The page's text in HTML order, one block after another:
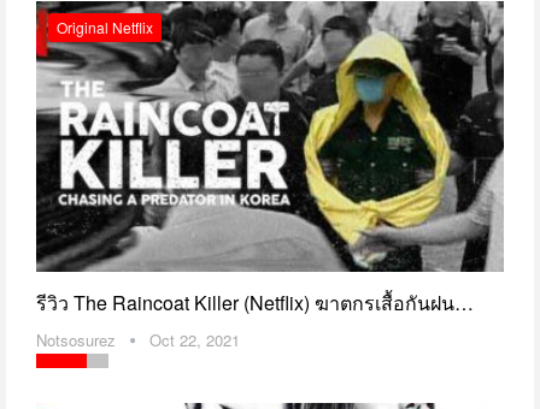
Original Netflix
รีวิว The Raincoat Killer (Netflix) ฆาตกรเสื้อกันฝน…
Notsosurez Oct 22, 2021